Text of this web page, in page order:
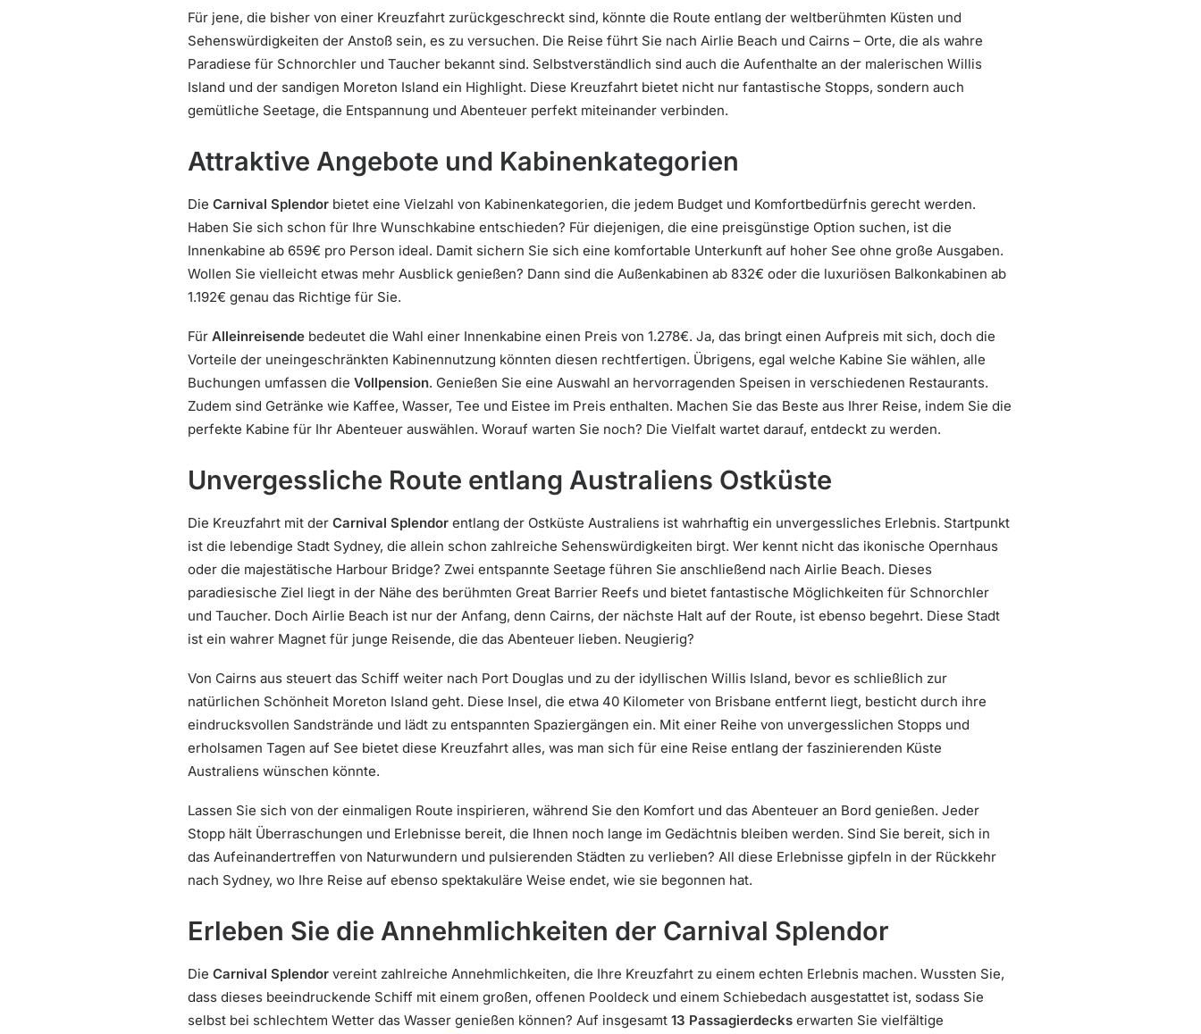
Für jene, die bisher von einer Kreuzfahrt zurückgeschreckt sind, könnte die Route entlang der weltberühmten Küsten und
Sehenswürdigkeiten der Anstoß sein, es zu versuchen. Die Reise führt Sie nach Airlie Beach und Cairns – Orte, die als wahre
Paradiese für Schnorchler und Taucher bekannt sind. Selbstverständlich sind auch die Aufenthalte an der malerischen Willis
Island und der sandigen Moreton Island ein Highlight. Diese Kreuzfahrt bietet nicht nur fantastische Stopps, sondern auch
gemütliche Seetage, die Entspannung und Abenteuer perfekt miteinander verbinden.
Attraktive Angebote und Kabinenkategorien
Die Carnival Splendor bietet eine Vielzahl von Kabinenkategorien, die jedem Budget und Komfortbedürfnis gerecht werden.
Haben Sie sich schon für Ihre Wunschkabine entschieden? Für diejenigen, die eine preisgünstige Option suchen, ist die
Innenkabine ab 659€ pro Person ideal. Damit sichern Sie sich eine komfortable Unterkunft auf hoher See ohne große Ausgaben.
Wollen Sie vielleicht etwas mehr Ausblick genießen? Dann sind die Außenkabinen ab 832€ oder die luxuriösen Balkonkabinen ab
1.192€ genau das Richtige für Sie.
Für Alleinreisende bedeutet die Wahl einer Innenkabine einen Preis von 1.278€. Ja, das bringt einen Aufpreis mit sich, doch die
Vorteile der uneingeschränkten Kabinennutzung könnten diesen rechtfertigen. Übrigens, egal welche Kabine Sie wählen, alle
Buchungen umfassen die Vollpension. Genießen Sie eine Auswahl an hervorragenden Speisen in verschiedenen Restaurants.
Zudem sind Getränke wie Kaffee, Wasser, Tee und Eistee im Preis enthalten. Machen Sie das Beste aus Ihrer Reise, indem Sie die
perfekte Kabine für Ihr Abenteuer auswählen. Worauf warten Sie noch? Die Vielfalt wartet darauf, entdeckt zu werden.
Unvergessliche Route entlang Australiens Ostküste
Die Kreuzfahrt mit der Carnival Splendor entlang der Ostküste Australiens ist wahrhaftig ein unvergessliches Erlebnis. Startpunkt
ist die lebendige Stadt Sydney, die allein schon zahlreiche Sehenswürdigkeiten birgt. Wer kennt nicht das ikonische Opernhaus
oder die majestätische Harbour Bridge? Zwei entspannte Seetage führen Sie anschließend nach Airlie Beach. Dieses
paradiesische Ziel liegt in der Nähe des berühmten Great Barrier Reefs und bietet fantastische Möglichkeiten für Schnorchler
und Taucher. Doch Airlie Beach ist nur der Anfang, denn Cairns, der nächste Halt auf der Route, ist ebenso begehrt. Diese Stadt
ist ein wahrer Magnet für junge Reisende, die das Abenteuer lieben. Neugierig?
Von Cairns aus steuert das Schiff weiter nach Port Douglas und zu der idyllischen Willis Island, bevor es schließlich zur
natürlichen Schönheit Moreton Island geht. Diese Insel, die etwa 40 Kilometer von Brisbane entfernt liegt, besticht durch ihre
eindrucksvollen Sandstrände und lädt zu entspannten Spaziergängen ein. Mit einer Reihe von unvergesslichen Stopps und
erholsamen Tagen auf See bietet diese Kreuzfahrt alles, was man sich für eine Reise entlang der faszinierenden Küste
Australiens wünschen könnte.
Lassen Sie sich von der einmaligen Route inspirieren, während Sie den Komfort und das Abenteuer an Bord genießen. Jeder
Stopp hält Überraschungen und Erlebnisse bereit, die Ihnen noch lange im Gedächtnis bleiben werden. Sind Sie bereit, sich in
das Aufeinandertreffen von Naturwundern und pulsierenden Städten zu verlieben? All diese Erlebnisse gipfeln in der Rückkehr
nach Sydney, wo Ihre Reise auf ebenso spektakuläre Weise endet, wie sie begonnen hat.
Erleben Sie die Annehmlichkeiten der Carnival Splendor
Die Carnival Splendor vereint zahlreiche Annehmlichkeiten, die Ihre Kreuzfahrt zu einem echten Erlebnis machen. Wussten Sie,
dass dieses beeindruckende Schiff mit einem großen, offenen Pooldeck und einem Schiebedach ausgestattet ist, sodass Sie
selbst bei schlechtem Wetter das Wasser genießen können? Auf insgesamt 13 Passagierdecks erwarten Sie vielfältige